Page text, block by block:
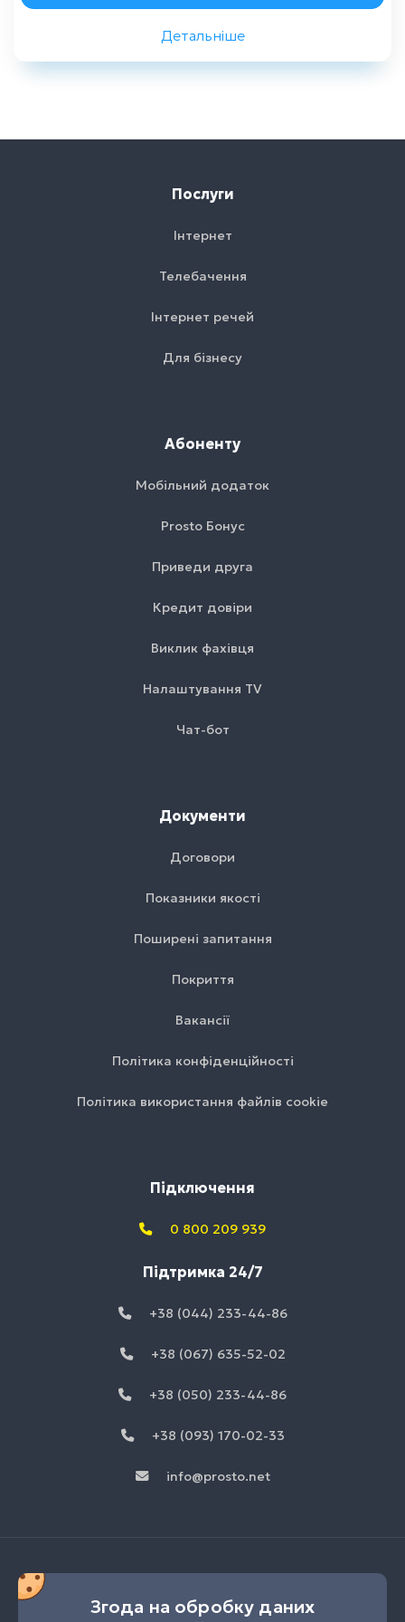
Детальніше
Назад
Послуги
Інтернет
Телебачення
Інтернет речей
Для бізнесу
Абоненту
Мобільний додаток
Prosto Бонус
Приведи друга
Кредит довіри
Виклик фахівця
Налаштування TV
Чат-бот
Документи
Договори
Показники якості
Поширені запитання
Покриття
Вакансії
Політика конфіденційності
Політика використання файлів cookie
Підключення
0 800 209 939
Підтримка 24/7
+38 (044) 233-44-86
+38 (067) 635-52-02
+38 (050) 233-44-86
+38 (093) 170-02-33
info@prosto.net
Згода на обробку даних